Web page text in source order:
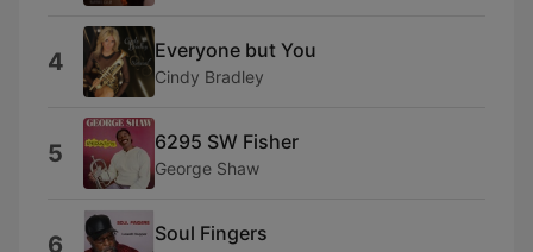
4 Everyone but You
Cindy Bradley
5 6295 SW Fisher
George Shaw
6 Soul Fingers